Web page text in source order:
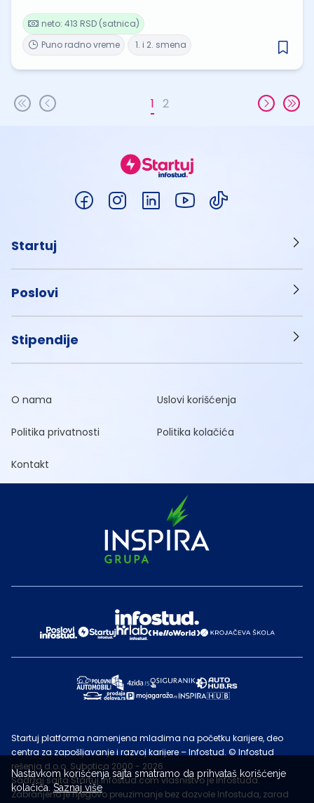
1. i 2. smena
Puno radno vreme
neto: 413 RSD (satnica)
1 2
Startuj
Poslovi
Stipendije
O nama Uslovi korišćenja
Politika privatnosti Politika kolačića
Kontakt
Startuj platforma namenjena mladima na početku karijere, deo
centra za zapošljavanje i razvoj karijere – Infostud. © Infostud
rešenja d.o.o. Subotica 2000 - 2026.
Sadržaj sajta Startuj.infostud.com vlasništvo je Infostuda.
Zabranjeno je njegovo preuzimanje bez dozvole Infostuda, zarad
Nastavkom korišćenja sajta smatramo da prihvataš korišćenje
kolačića. Saznaj više